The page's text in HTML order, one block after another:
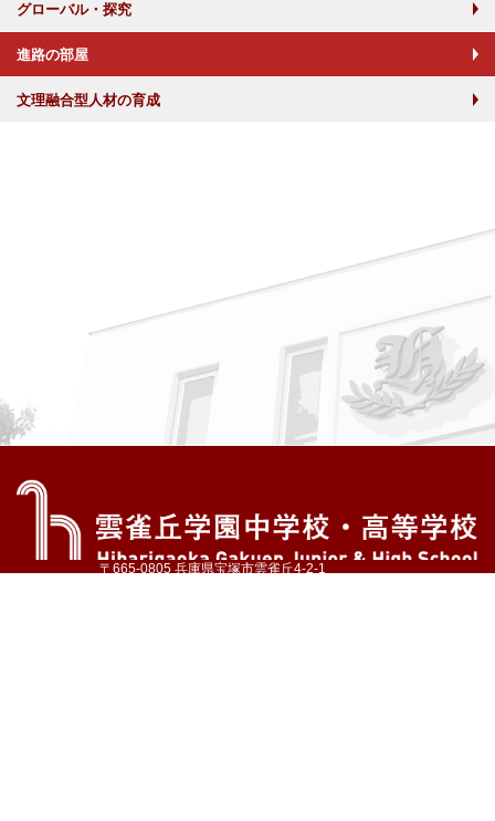
グローバル・探究
進路の部屋
文理融合型人材の育成
〒665-0805 兵庫県宝塚市雲雀丘4-2-1